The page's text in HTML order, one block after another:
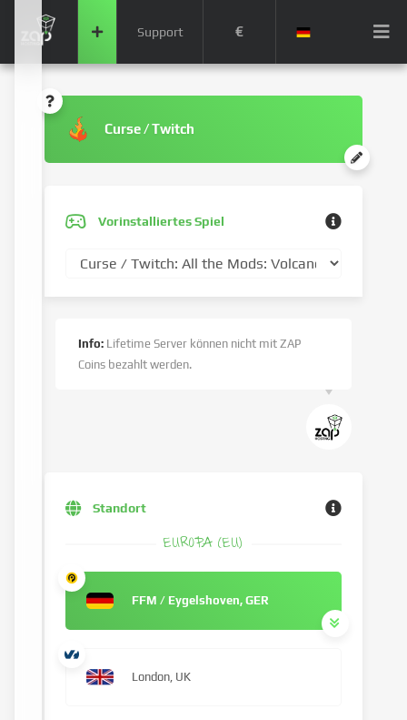
Support €
Curse / Twitch
Vorinstalliertes Spiel
Info: Lifetime Server können nicht mit ZAP
Coins bezahlt werden.
Standort
EUROPA (EU)
FFM / Eygelshoven, GER
London, UK